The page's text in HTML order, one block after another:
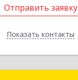
Отправить заявку
Показать контакты
Отправить заявку
Назад